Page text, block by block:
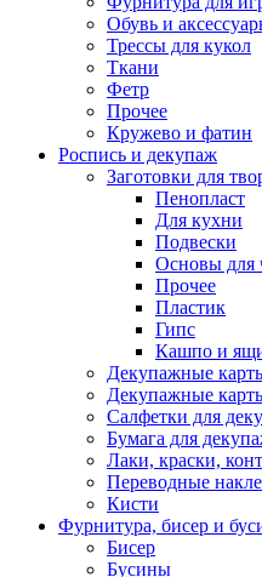
Обувь и
Трессы для кукол
Ткани
Фетр
Прочее
Кружево и фатин
Роспись и декупаж
Заготовки для
Пенопласт
Для кухни
Подвески
Основы для
Прочее
Пластик
Гипс
Кашпо и
Декупажные
Декупажные
Салфетки для
Бумага для
Лаки, краски,
Переводные
Кисти
Фурнитура, бисер и
Бисер
Бусины